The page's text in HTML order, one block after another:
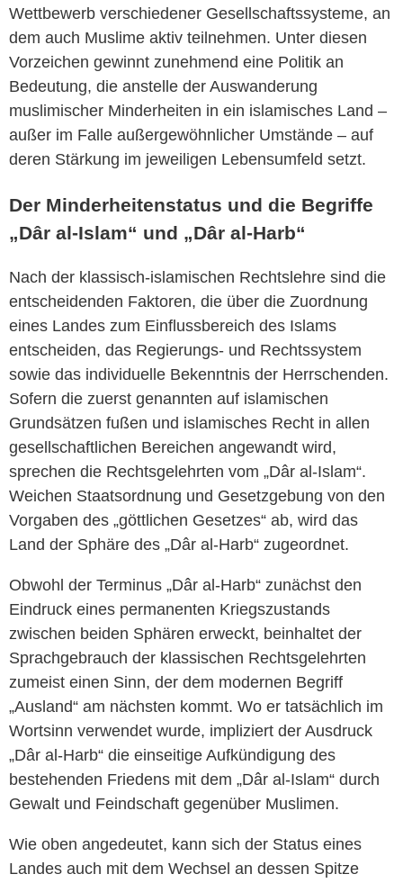
Wettbewerb verschiedener Gesellschaftssysteme, an
dem auch Muslime aktiv teilnehmen. Unter diesen
Vorzeichen gewinnt zunehmend eine Politik an
Bedeutung, die anstelle der Auswanderung
muslimischer Minderheiten in ein islamisches Land –
außer im Falle außergewöhnlicher Umstände – auf
deren Stärkung im jeweiligen Lebensumfeld setzt.
Der Minderheitenstatus und die Begriffe
„Dâr al-Islam“ und „Dâr al-Harb“
Nach der klassisch-islamischen Rechtslehre sind die
entscheidenden Faktoren, die über die Zuordnung
eines Landes zum Einflussbereich des Islams
entscheiden, das Regierungs- und Rechtssystem
sowie das individuelle Bekenntnis der Herrschenden.
Sofern die zuerst genannten auf islamischen
Grundsätzen fußen und islamisches Recht in allen
gesellschaftlichen Bereichen angewandt wird,
sprechen die Rechtsgelehrten vom „Dâr al-Islam“.
Weichen Staatsordnung und Gesetzgebung von den
Vorgaben des „göttlichen Gesetzes“ ab, wird das
Land der Sphäre des „Dâr al-Harb“ zugeordnet.
Obwohl der Terminus „Dâr al-Harb“ zunächst den
Eindruck eines permanenten Kriegszustands
zwischen beiden Sphären erweckt, beinhaltet der
Sprachgebrauch der klassischen Rechtsgelehrten
zumeist einen Sinn, der dem modernen Begriff
„Ausland“ am nächsten kommt. Wo er tatsächlich im
Wortsinn verwendet wurde, impliziert der Ausdruck
„Dâr al-Harb“ die einseitige Aufkündigung des
bestehenden Friedens mit dem „Dâr al-Islam“ durch
Gewalt und Feindschaft gegenüber Muslimen.
Wie oben angedeutet, kann sich der Status eines
Landes auch mit dem Wechsel an dessen Spitze